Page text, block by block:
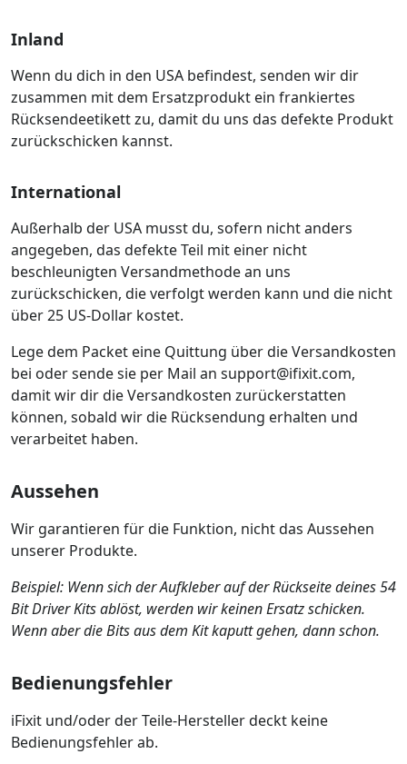
Inland
Wenn du dich in den USA befindest, senden wir dir
zusammen mit dem Ersatzprodukt ein frankiertes
Rücksendeetikett zu, damit du uns das defekte Produkt
zurückschicken kannst.
International
Außerhalb der USA musst du, sofern nicht anders
angegeben, das defekte Teil mit einer nicht
beschleunigten Versandmethode an uns
zurückschicken, die verfolgt werden kann und die nicht
über 25 US-Dollar kostet.
Lege dem Packet eine Quittung über die Versandkosten
bei oder sende sie per Mail an support@ifixit.com,
damit wir dir die Versandkosten zurückerstatten
können, sobald wir die Rücksendung erhalten und
verarbeitet haben.
Aussehen
Wir garantieren für die Funktion, nicht das Aussehen
unserer Produkte.
Beispiel: Wenn sich der Aufkleber auf der Rückseite deines 54
Bit Driver Kits ablöst, werden wir keinen Ersatz schicken.
Wenn aber die Bits aus dem Kit kaputt gehen, dann schon.
Bedienungsfehler
iFixit und/oder der Teile-Hersteller deckt keine
Bedienungsfehler ab.